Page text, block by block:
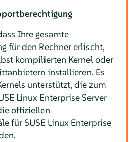
Ihre gesamte
für den Rechner erlischt,
kompilierten Kernel oder
installieren. Es
unterstützt, die zum
Linux Enterprise Server
offiziellen
für SUSE Linux Enterprise